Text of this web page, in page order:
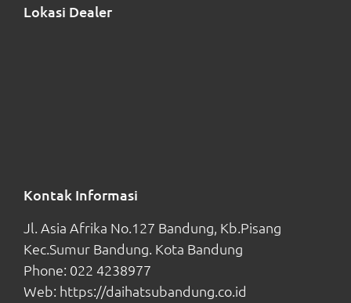
Lokasi Dealer
Kontak Informasi
Jl. Asia Afrika No.127 Bandung, Kb.Pisang
Kec.Sumur Bandung. Kota Bandung
Phone: 022 4238977
Web: https://daihatsubandung.co.id